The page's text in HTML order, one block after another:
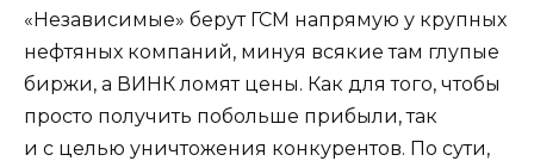
«Независимые» берут ГСМ напрямую у крупных
нефтяных компаний, минуя всякие там глупые
биржи, а ВИНК ломят цены. Как для того, чтобы
просто получить побольше прибыли, так
и с целью уничтожения конкурентов. По сути,